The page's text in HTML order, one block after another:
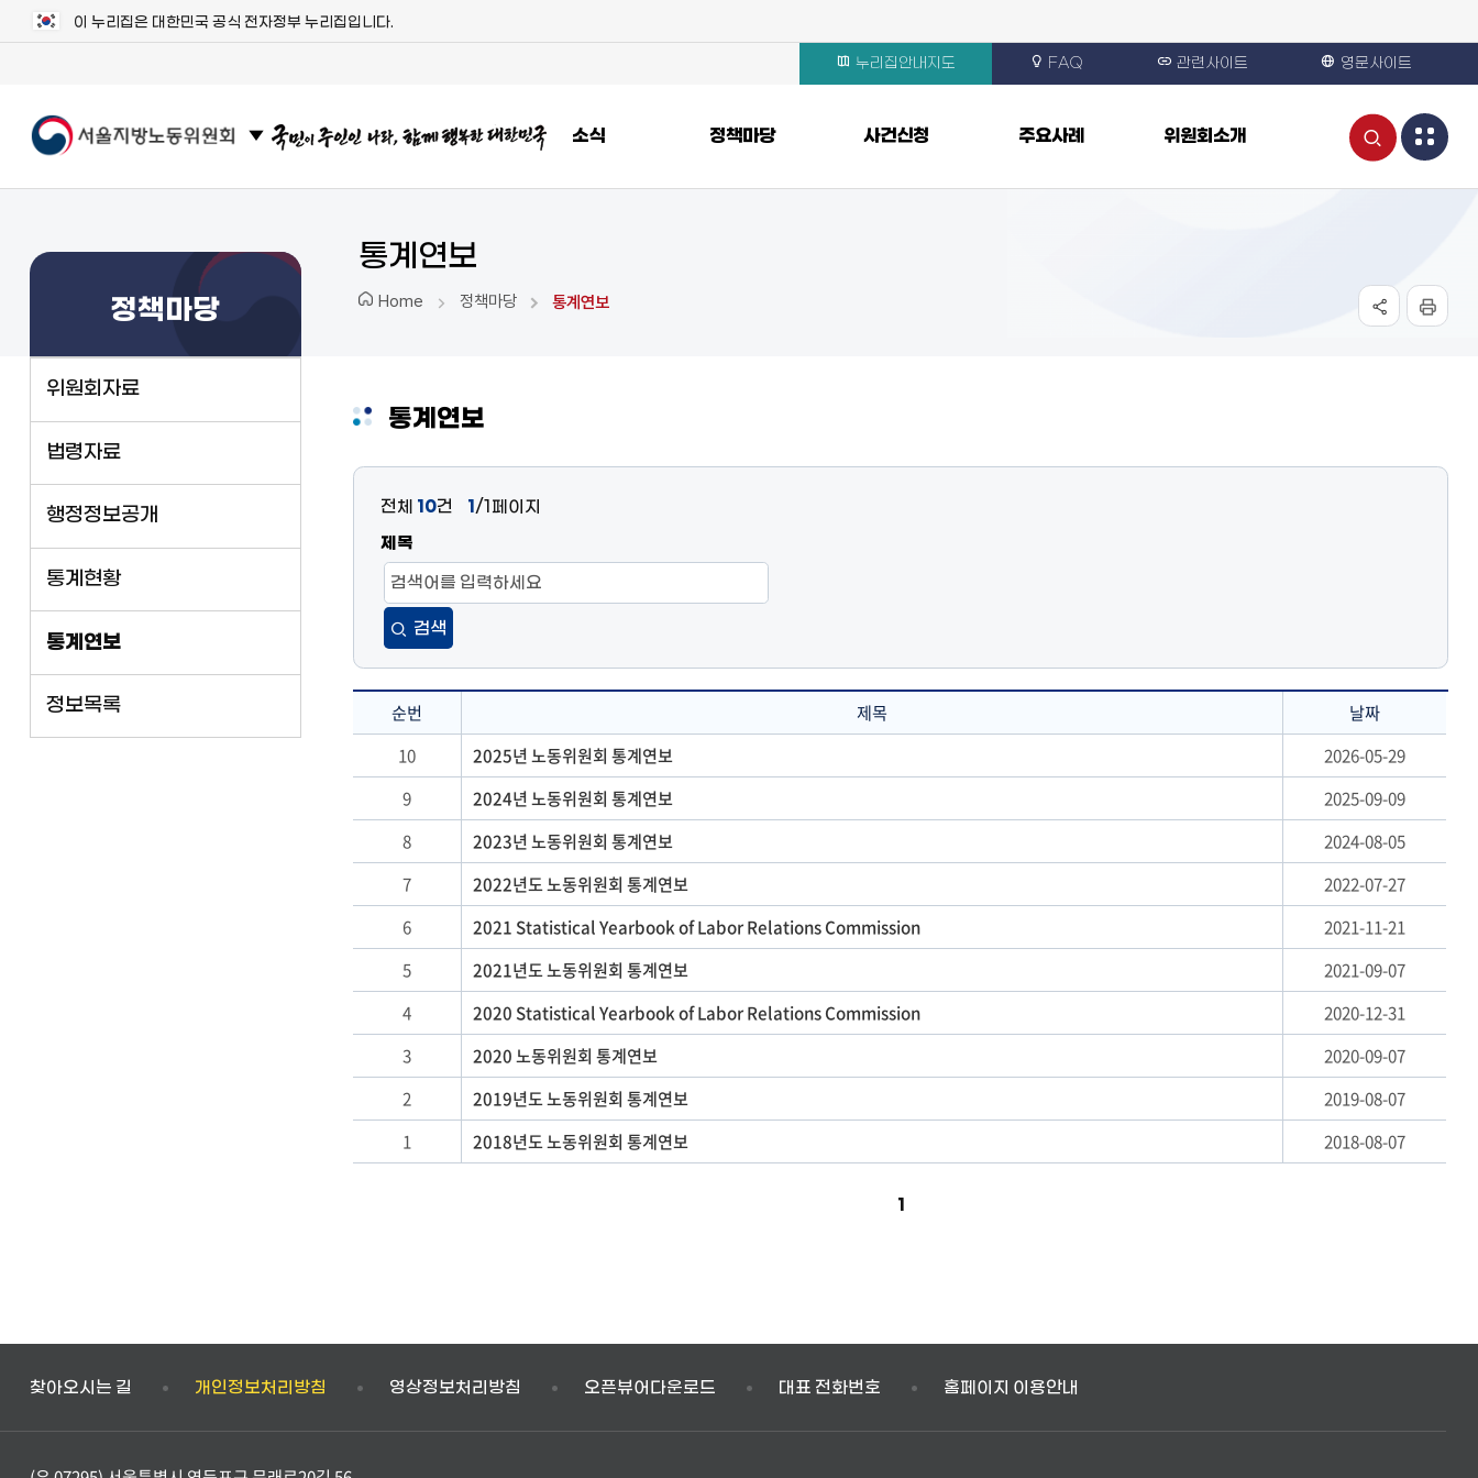
이 누리집은 대한민국 공식 전자정부 누리집입니다.
누리집안내지도 FAQ 관련사이트 영문사이트
관련 사이트 목록 보기 소식 정책마당 사건신청 주요사례 위원회소개
통
합
열
통계연보
Home 정책마당 통계연보
정책마당
위원회자료
법령자료
행정정보공개
통계현황
통계연보
정보목록
통계연보
전체 10건 1 /1페이지
제목
검색
계
보
번,
목,
순번 제목
날짜
10
2025년 노동위원회 통계연보
2026-05-29
9
2024년 노동위원회 통계연보
2025-09-09
8
2023년 노동위원회 통계연보
2024-08-05
7
2022년도 노동위원회 통계연보
2022-07-27
6
2021 Statistical Yearbook of Labor Relations Commission
2021-11-21
5
2021년도 노동위원회 통계연보
2021-09-07
4
2020 Statistical Yearbook of Labor Relations Commission
2020-12-31
3
2020 노동위원회 통계연보
2020-09-07
2
2019년도 노동위원회 통계연보
2019-08-07
1
2018년도 노동위원회 통계연보 2018-08-07
1
찾아오시는 길 개인정보처리방침 영상정보처리방침 오픈뷰어다운로드 대표 전화번호 홈페이지 이용안내